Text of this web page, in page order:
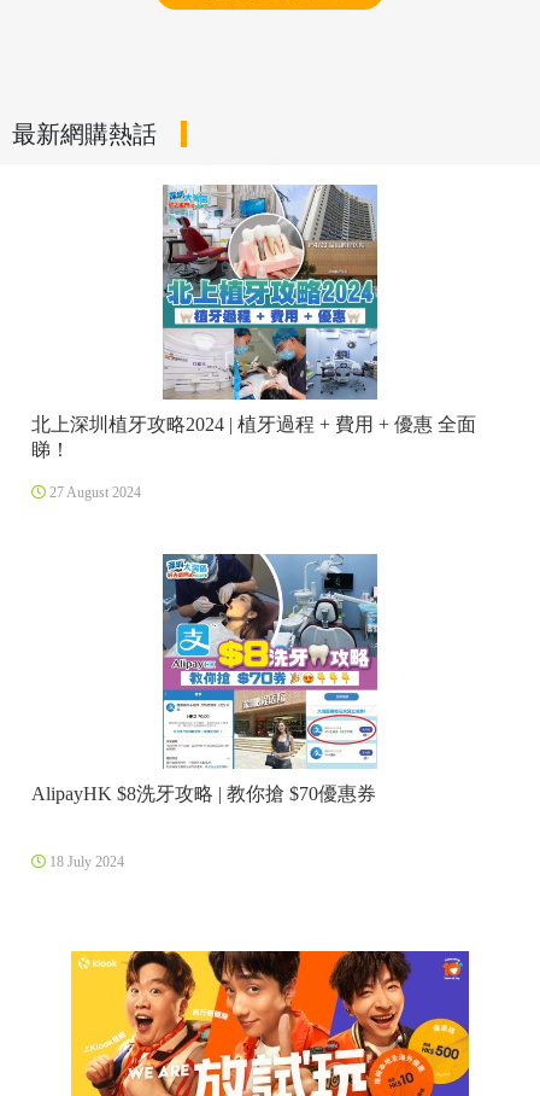
最新網購熱話
北上深圳植牙攻略2024 | 植牙過程 + 費用 + 優惠 全面
睇！
27 August 2024
AlipayHK $8洗牙攻略 | 教你搶 $70優惠券
18 July 2024